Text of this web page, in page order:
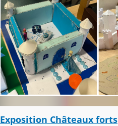
Exposition Châteaux forts